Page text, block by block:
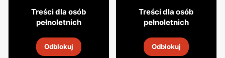
7 99
18 sie 2026
Treści dla osób
pełnoletnich
Odblokuj
1699
18 sie 2026
Treści dla osób
pełnoletnich
Odblokuj